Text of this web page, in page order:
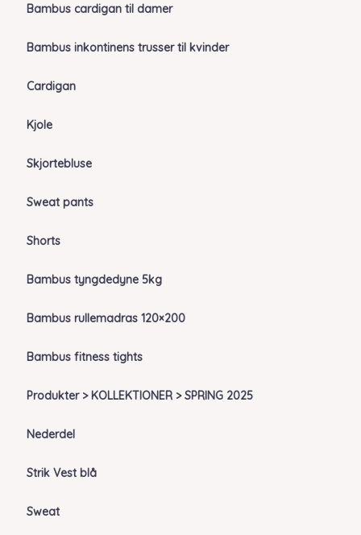
Bambus cardigan til damer
Bambus inkontinens trusser til kvinder
Cardigan
Kjole
Skjortebluse
Sweat pants
Shorts
Bambus tyngdedyne 5kg
Bambus rullemadras 120×200
Bambus fitness tights
Produkter > KOLLEKTIONER > SPRING 2025
Nederdel
Strik Vest blå
Sweat